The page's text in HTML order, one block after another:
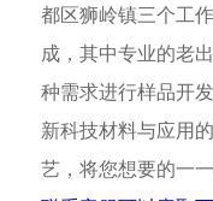
都区狮岭镇三个工
成，其中专业的老
种需求进行样品开
新科技材料与应用
艺，将您想要的一